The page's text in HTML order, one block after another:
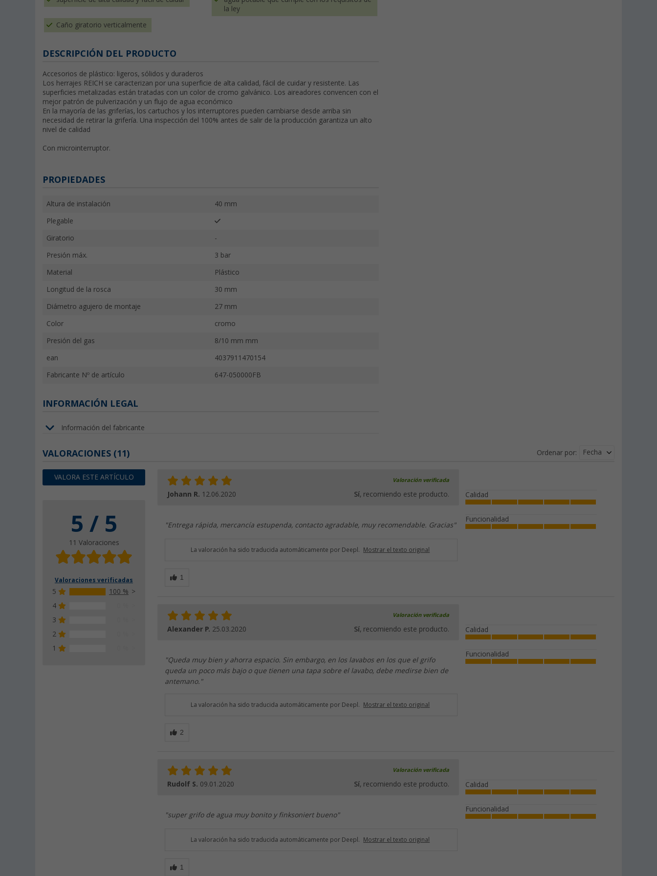
la ley
Caño giratorio verticalmente
DESCRIPCIÓN DEL PRODUCTO
Accesorios de plástico: ligeros, sólidos y duraderos
Los herrajes REICH se caracterizan por una superficie de alta calidad, fácil de cuidar y resistente. Las
superficies metalizadas están tratadas con un color de cromo galvánico. Los aireadores convencen con el
mejor patrón de pulverización y un flujo de agua económico
En la mayoría de las griferías, los cartuchos y los interruptores pueden cambiarse desde arriba sin
necesidad de retirar la grifería. Una inspección del 100% antes de salir de la producción garantiza un alto
nivel de calidad
Con microinterruptor.
PROPIEDADES
Altura de instalación 40 mm
Plegable
Giratorio -
Presión máx. 3 bar
Material Plástico
Longitud de la rosca 30 mm
Diámetro agujero de montaje 27 mm
Color cromo
Presión del gas 8/10 mm mm
ean 4037911470154
Fabricante Nº de artículo 647-050000FB
INFORMACIÓN LEGAL
Información del fabricante
VALORACIONES (11)
VALORA ESTE ARTÍCULO
5 / 5
11 Valoraciones
Valoraciones verificadas
5
100 %
4
3
2
1
Ordenar por: Fecha
Valoración verificada
Johann R. 12.06.2020 Sí, recomiendo este producto.
"Entrega rápida, mercancía estupenda, contacto agradable, muy recomendable. Gracias"
Calidad
Funcionalidad
La valoración ha sido traducida automáticamente por Deepl. Mostrar el texto original
Valoración verificada
Alexander P. 25.03.2020 Sí, recomiendo este producto.
"Queda muy bien y ahorra espacio. Sin embargo, en los lavabos en los que el grifo
queda un poco más bajo o que tienen una tapa sobre el lavabo, debe medirse bien de
antemano."
Calidad
Funcionalidad
La valoración ha sido traducida automáticamente por Deepl. Mostrar el texto original
Valoración verificada
Rudolf S. 09.01.2020 Sí, recomiendo este producto.
"super grifo de agua muy bonito y finksoniert bueno"
Calidad
Funcionalidad
La valoración ha sido traducida automáticamente por Deepl. Mostrar el texto original